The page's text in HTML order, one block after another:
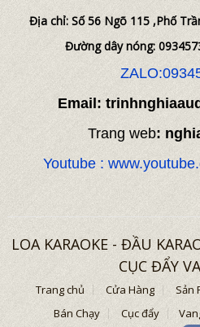
Địa chỉ: Số 56 Ngõ 115 ,Phố
Đường dây nóng:
Email:
Trang web:
Youtube :
LOA KARAOKE - ĐẦU
CỤC ĐẨY
Trang chủ Cửa Hàng Sản
Bán Chạy
Cục đẩy